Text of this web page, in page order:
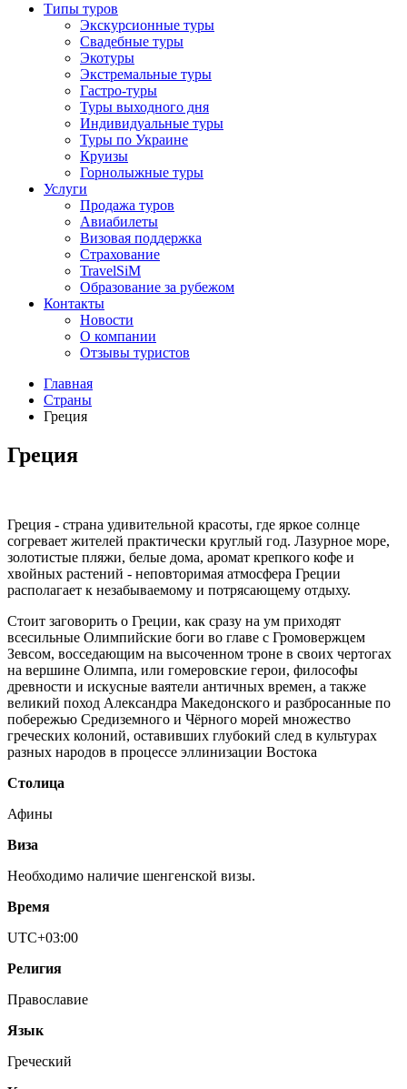
Типы туров
Экскурсионные туры
Свадебные туры
Экотуры
Экстремальные туры
Гастро-туры
Туры выходного дня
Индивидуальные туры
Туры по Украине
Круизы
Горнолыжные туры
Услуги
Продажа туров
Авиабилеты
Визовая поддержка
Страхование
TravelSiM
Образование за рубежом
Контакты
Новости
О компании
Отзывы туристов
Главная
Страны
Греция
Греция
Греция - страна удивительной красоты, где яркое солнце
согревает жителей практически круглый год. Лазурное море,
золотистые пляжи, белые дома, аромат крепкого кофе и
хвойных растений - неповторимая атмосфера Греции
располагает к незабываемому и потрясающему отдыху.
Стоит заговорить о Греции, как сразу на ум приходят
всесильные Олимпийские боги во главе с Громовержцем
Зевсом, восседающим на высоченном троне в своих чертогах
на вершине Олимпа, или гомеровские герои, философы
древности и искусные ваятели античных времен, а также
великий поход Александра Македонского и разбросанные по
побережью Средиземного и Чёрного морей множество
греческих колоний, оставивших глубокий след в культурах
разных народов в процессе эллинизации Востока
Столица
Афины
Виза
Необходимо наличие шенгенской визы.
Время
UTC+03:00
Религия
Православие
Язык
Греческий